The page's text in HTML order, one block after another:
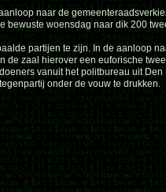
naar de
bewuste woensdag naar dik 200
partijen te zijn. In de aanloop
de zaal hierover een euforische
vanuit het politbureau uit
onder de vouw te drukken.